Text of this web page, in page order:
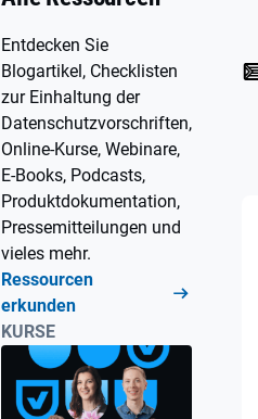
Entdecken Sie
Blogartikel, Checklisten
zur Einhaltung der
Datenschutzvorschriften,
Online-Kurse, Webinare,
E-Books, Podcasts,
Produktdokumentation,
Pressemitteilungen und
vieles mehr.
Ressourcen
erkunden
KURSE